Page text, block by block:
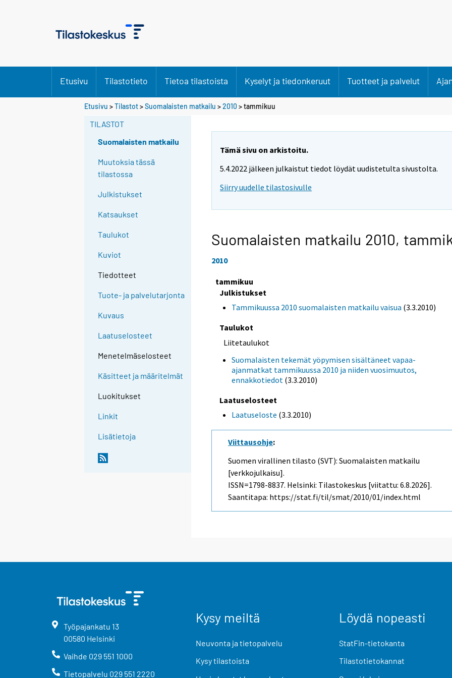
Etusivu Tilastotieto Tietoa tilastoista Kyselyt ja tiedonkeruut Tuotteet ja palvelut
Etusivu >Tilastot>Suomalaisten matkailu >2010 >tammikuu
TILASTOT
Suomalaisten matkailu
Muutoksia tässä
tilastossa
Julkistukset
Katsaukset
Taulukot
Kuviot
Tiedotteet
Tuote- ja palvelutarjonta
Kuvaus
Laatuselosteet
Menetelmäselosteet
Käsitteet ja määritelmät
Luokitukset
Linkit
Lisätietoja
Tämä sivu on arkistoitu.
5.4.2022 jälkeen julkaistut tiedot löydät uudistetulta sivustolta.
Siirry uudelle tilastosivulle
Suomalaisten matkailu 2010,
2010
tammikuu
Julkistukset
Tammikuussa 2010 suomalaisten matkailu vaisua (3.3.2010)
Taulukot
Liitetaulukot
Suomalaisten tekemät yöpymisen sisältäneet vapaa-
ajanmatkat tammikuussa 2010 ja niiden vuosimuutos,
ennakkotiedot (3.3.2010)
Laatuselosteet
Laatuseloste (3.3.2010)
Viittausohje:
Suomen virallinen tilasto (SVT): Suomalaisten matkailu
[verkkojulkaisu].
ISSN=1798-8837. Helsinki: Tilastokeskus [viitattu: 6.8.2026].
Saantitapa: https://stat.fi/til/smat/2010/01/index.html
Työpajankatu 13
00580 Helsinki
Vaihde 029 551 1000
Tietopalvelu 029 551 2220
Kysy meiltä
Neuvonta ja tietopalvelu
Kysy tilastoista
Löydä nopeasti
StatFin-tietokanta
Tilastotietokannat